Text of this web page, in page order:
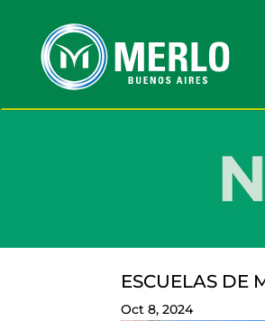
ESCUELAS DE
Oct 8, 2024